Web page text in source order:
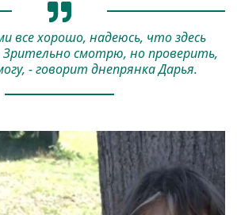
все хорошо, надеюсь, что здесь
смотрю, но проверить,
- говорит днепрянка Дарья.